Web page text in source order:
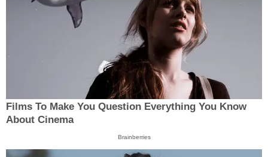
Films To Make You Question Everything You Know
About Cinema
Brainberries